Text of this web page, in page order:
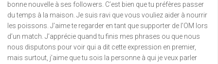
bonne nouvelle à ses followers. C’est bien que tu préfères passer
du temps à la maison. Je suis ravi que vous vouliez aider à nourrir
les poissons. J’aime te regarder en tant que supporter de l’OM lors
d’un match. J’apprécie quand tu finis mes phrases ou que nous
nous disputons pour voir qui a dit cette expression en premier,
mais surtout, j’aime que tu sois la personne à qui je veux parler